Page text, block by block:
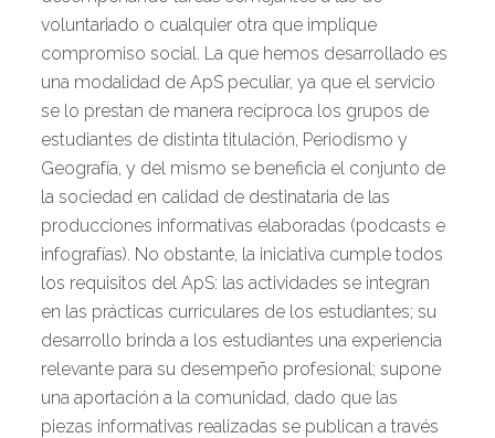
voluntariado o cualquier otra que implique
compromiso social. La que hemos desarrollado es
una modalidad de ApS peculiar, ya que el servicio
se lo prestan de manera recíproca los grupos de
estudiantes de distinta titulación, Periodismo y
Geografía, y del mismo se beneficia el conjunto de
la sociedad en calidad de destinataria de las
producciones informativas elaboradas (podcasts e
infografías). No obstante, la iniciativa cumple todos
los requisitos del ApS: las actividades se integran
en las prácticas curriculares de los estudiantes; su
desarrollo brinda a los estudiantes una experiencia
relevante para su desempeño profesional; supone
una aportación a la comunidad, dado que las
piezas informativas realizadas se publican a través